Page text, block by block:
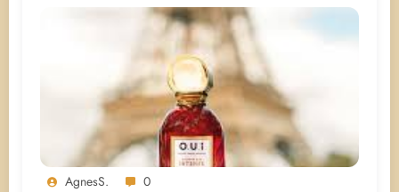
AgnesS. 0